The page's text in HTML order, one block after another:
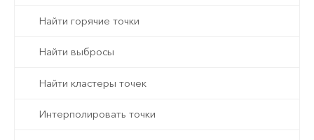
Найти горячие точки
Найти выбросы
Найти кластеры точек
Интерполировать точки